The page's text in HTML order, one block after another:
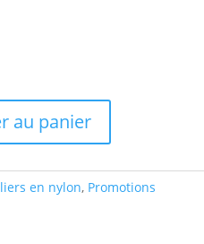
au panier
en nylon, Promotions